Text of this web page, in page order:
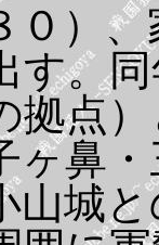
０）
す。
拠点
ヶ鼻
山城